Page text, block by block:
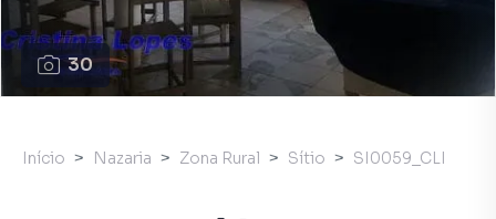
30
Início Nazaria Zona Rural Sítio SI0059_CLI